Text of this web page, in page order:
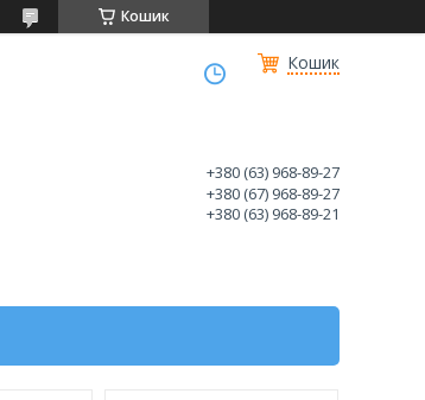
Кошик
Кошик
+380 (63) 968-89-27
+380 (67) 968-89-27
+380 (63) 968-89-21